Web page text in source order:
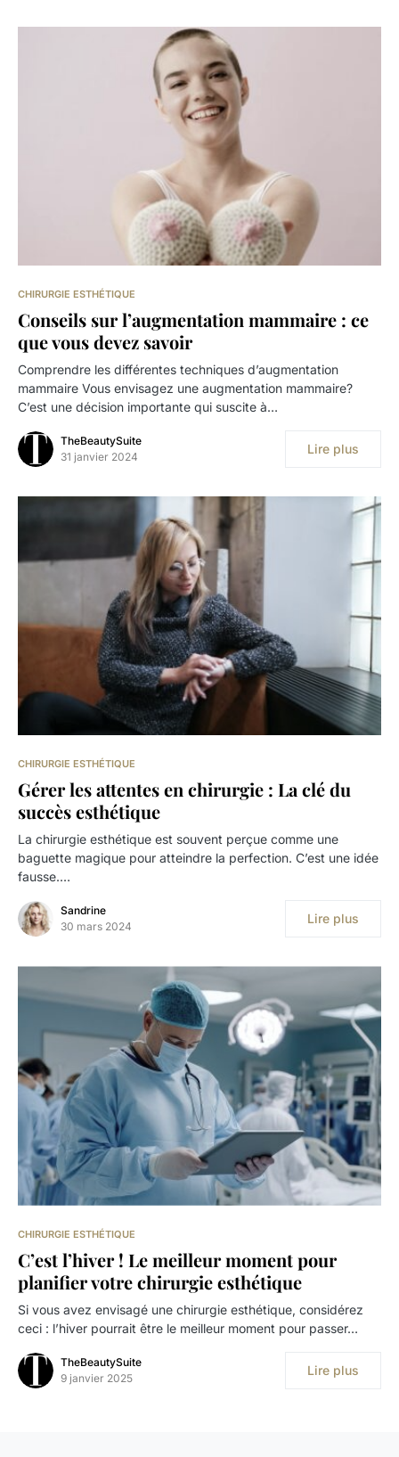
CHIRURGIE ESTHÉTIQUE
Conseils sur l’augmentation mammaire : ce
que vous devez savoir
Comprendre les différentes techniques d’augmentation
mammaire Vous envisagez une augmentation mammaire?
C’est une décision importante qui suscite à…
TheBeautySuite
31 janvier 2024
Lire plus
CHIRURGIE ESTHÉTIQUE
Gérer les attentes en chirurgie : La clé du
succès esthétique
La chirurgie esthétique est souvent perçue comme une
baguette magique pour atteindre la perfection. C’est une idée
fausse.…
Sandrine
30 mars 2024
Lire plus
CHIRURGIE ESTHÉTIQUE
C’est l’hiver ! Le meilleur moment pour
planifier votre chirurgie esthétique
Si vous avez envisagé une chirurgie esthétique, considérez
ceci : l’hiver pourrait être le meilleur moment pour passer…
TheBeautySuite
9 janvier 2025
Lire plus